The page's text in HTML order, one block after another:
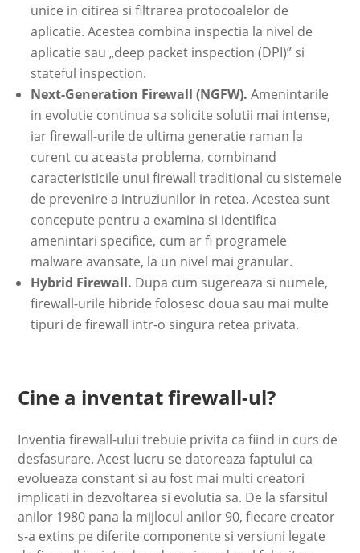
unice in citirea si filtrarea protocoalelor de
aplicatie. Acestea combina inspectia la nivel de
aplicatie sau „deep packet inspection (DPI)” si
stateful inspection.
Next-Generation Firewall (NGFW).Amenintarile
in evolutie continua sa solicite solutii mai intense,
iar firewall-urile de ultima generatie raman la
curent cu aceasta problema, combinand
caracteristicile unui firewall traditional cu sistemele
de prevenire a intruziunilor in retea. Acestea sunt
concepute pentru a examina si identifica
amenintari specifice, cum ar fi programele
malware avansate, la un nivel mai granular.
Hybrid Firewall. Dupa cum sugereaza si numele,
firewall-urile hibride folosesc doua sau mai multe
tipuri de firewall intr-o singura retea privata.
Cine a inventat firewall-ul?
Inventia firewall-ului trebuie privita ca fiind in curs de
desfasurare. Acest lucru se datoreaza faptului ca
evolueaza constant si au fost mai multi creatori
implicati in dezvoltarea si evolutia sa. De la sfarsitul
anilor 1980 pana la mijlocul anilor 90, fiecare creator
s-a extins pe diferite componente si versiuni legate